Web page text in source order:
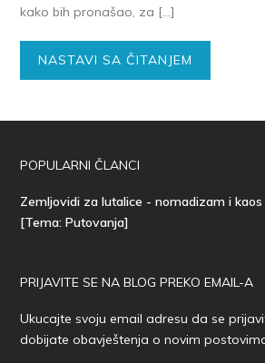
kako bih pronašao, za […]
NASTAVI SA ČITANJEM
POPULARNI ČLANCI
Zemljovidi za lutalice - nomadizam i
[Tema: Putovanja]
PRIJAVITE SE NA BLOG PREKO EMAIL-A
Ukucajte svoju email adresu da se
dobijate obavještenja o novim